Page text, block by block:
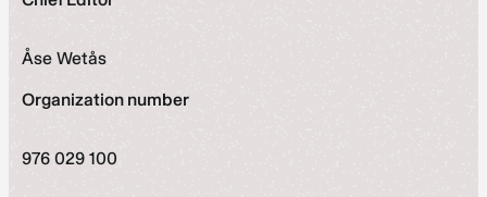
Åse Wetås
Organization number
976 029 100